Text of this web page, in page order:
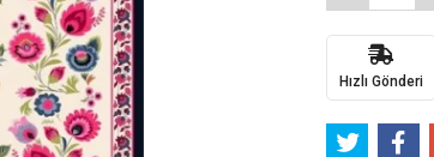
Hızlı Gönderi